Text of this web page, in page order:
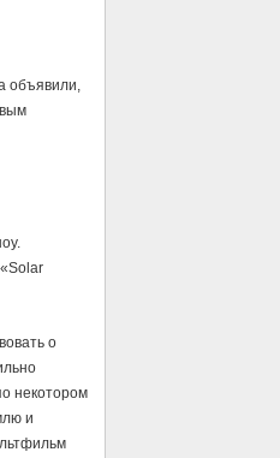
объявили,
о
некотором
и